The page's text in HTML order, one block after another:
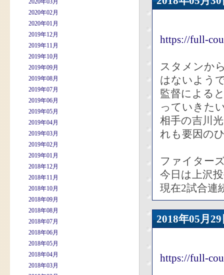
2020年03月
2020年02月
2020年01月
2019年12月
2019年11月
2019年10月
2019年09月
2019年08月
2019年07月
2019年06月
2019年05月
2019年04月
2019年03月
2019年02月
2019年01月
2018年12月
2018年11月
2018年10月
2018年09月
2018年08月
2018年07月
2018年06月
2018年05月
2018年04月
2018年03月
https://full-
スタメンか
はないよう
監督による
っていきた
相手の吉川
れも要因の
ファイター
今日は上沢
現在2試合
2018年05
https://full-